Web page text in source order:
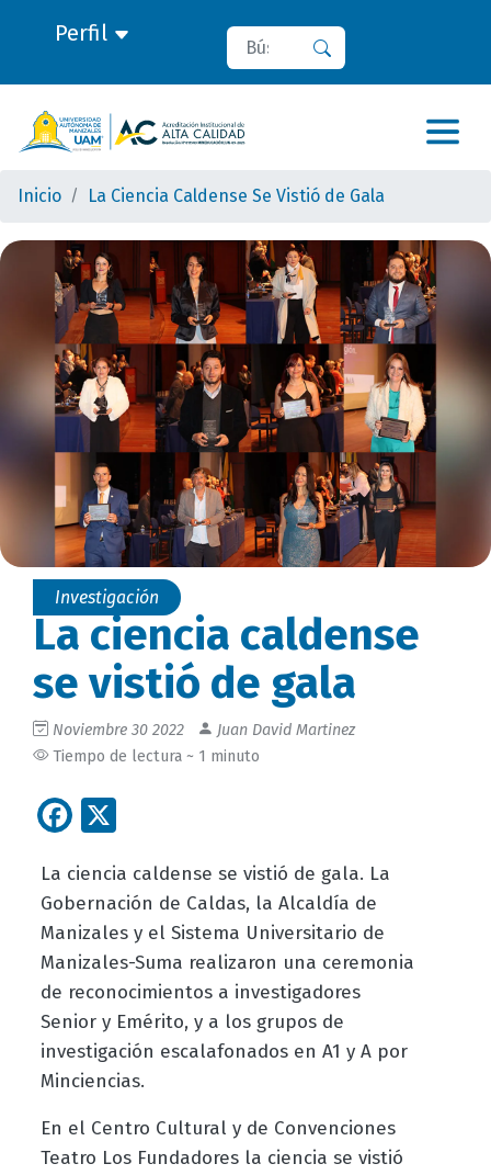
Perfil Buscar
Inicio La Ciencia Caldense Se Vistió de Gala
Investigación
La ciencia caldense
se vistió de gala
Noviembre 30 2022
Juan David Martinez
Tiempo de lectura ~ 1 minuto
Facebook
La ciencia caldense se vistió de gala. La
Gobernación de Caldas, la Alcaldía de
Manizales y el Sistema Universitario de
Manizales-Suma realizaron una ceremonia
de reconocimientos a investigadores
Senior y Emérito, y a los grupos de
investigación escalafonados en A1 y A por
Minciencias.
En el Centro Cultural y de Convenciones
Teatro Los Fundadores la ciencia se vistió